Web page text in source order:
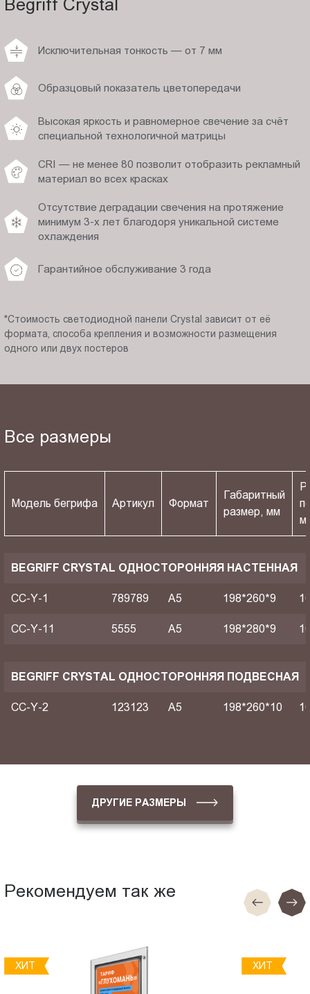
Begriff Crystal
Исключительная тонкость — от 7 мм
Образцовый показатель цветопередачи
Высокая яркость и равномерное свечение за счёт
специальной технологичной матрицы
CRI — не менее 80 позволит отобразить рекламный
материал во всех красках
Отсутствие деградации свечения на протяжение
минимум 3-х лет благодоря уникальной системе
охлаждения
Гарантийное обслуживание 3 года
*Стоимость светодиодной панели Crystal зависит от её
формата, способа крепления и возможности размещения
одного или двух постеров
Все размеры
Модель бегрифа Артикул Формат
Габаритный
размер, мм
BEGRIFF CRYSTAL ОДНОСТОРОННЯЯ НАСТЕННАЯ
CC-Y-1 789789 A5 198*260*9
CC-Y-11 5555 A5 198*280*9
BEGRIFF CRYSTAL ОДНОСТОРОННЯЯ ПОДВЕСНАЯ
CC-Y-2 123123 A5 198*260*10
ДРУГИЕ РАЗМЕРЫ
Рекомендуем так же
ХИТ ХИТ